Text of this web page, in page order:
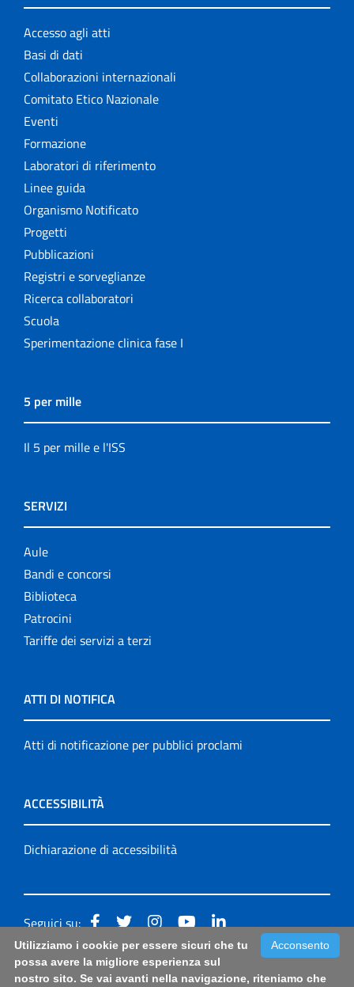
Accesso agli atti
Basi di dati
Collaborazioni internazionali
Comitato Etico Nazionale
Eventi
Formazione
Laboratori di riferimento
Linee guida
Organismo Notificato
Progetti
Pubblicazioni
Registri e sorveglianze
Ricerca collaboratori
Scuola
Sperimentazione clinica fase I
5 per mille
Il 5 per mille e l'ISS
SERVIZI
Aule
Bandi e concorsi
Biblioteca
Patrocini
Tariffe dei servizi a terzi
ATTI DI NOTIFICA
Atti di notificazione per pubblici proclami
ACCESSIBILITÀ
Dichiarazione di accessibilità
Seguici su:
Accessibilità: form di segnalazione di prima istanza per
questa pagina|Note Legali | Sitemap
Acconsento
Utilizziamo i cookie per essere sicuri che tu
possa avere la migliore esperienza sul
nostro sito. Se vai avanti nella navigazione, riteniamo che